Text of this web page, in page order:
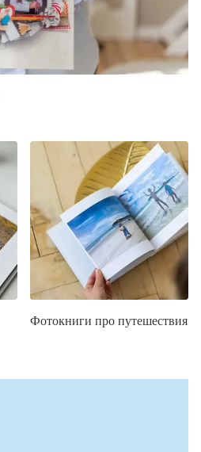
Фотокниги про путешествия